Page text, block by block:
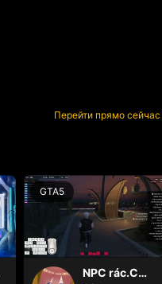
Перейти прямо сейчас
GTA5
NPC rác.Cô ấy hp là được òi😭